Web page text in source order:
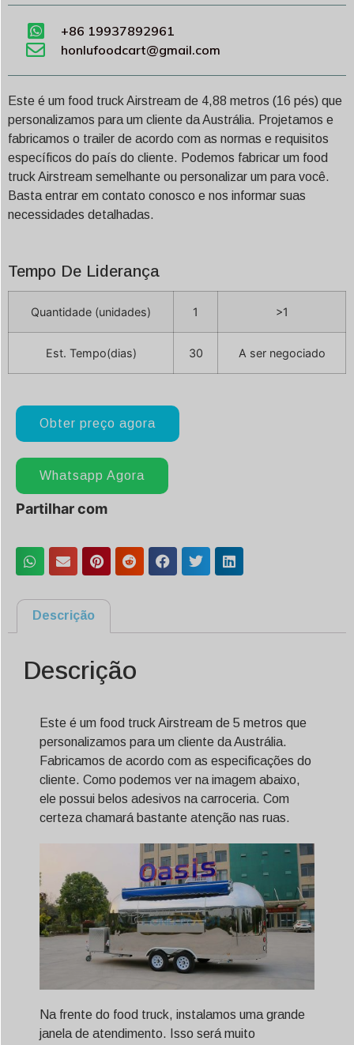
+86 19937892961
honlufoodcart@gmail.com
Este é um food truck Airstream de 4,88 metros (16 pés) que
personalizamos para um cliente da Austrália. Projetamos e
fabricamos o trailer de acordo com as normas e requisitos
específicos do país do cliente. Podemos fabricar um food
truck Airstream semelhante ou personalizar um para você.
Basta entrar em contato conosco e nos informar suas
necessidades detalhadas.
Tempo De Liderança
Quantidade (unidades) 1 >1
Est. Tempo(dias) 30 A ser negociado
Obter preço agora
Whatsapp Agora
Partilhar com
Descrição
Descrição
Este é um food truck Airstream de 5 metros que
personalizamos para um cliente da Austrália.
Fabricamos de acordo com as especificações do
cliente. Como podemos ver na imagem abaixo,
ele possui belos adesivos na carroceria. Com
certeza chamará bastante atenção nas ruas.
Na frente do food truck, instalamos uma grande
janela de atendimento. Isso será muito